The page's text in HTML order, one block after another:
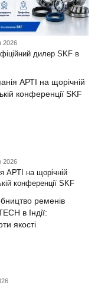
2026
дилер SKF в
2026
АРТІ на щорічній
конференції SKF